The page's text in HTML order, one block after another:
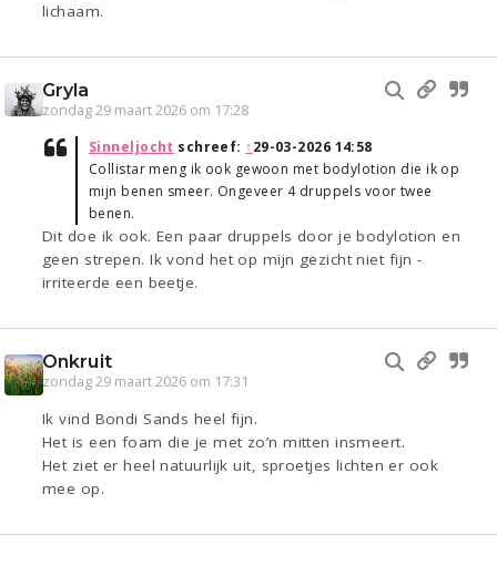
lichaam.
Gryla
zondag 29 maart 2026 om 17:28
Sinneljocht schreef: ↑29-03-2026 14:58
Collistar meng ik ook gewoon met bodylotion die ik op
mijn benen smeer. Ongeveer 4 druppels voor twee
benen.
Dit doe ik ook. Een paar druppels door je bodylotion en
geen strepen. Ik vond het op mijn gezicht niet fijn -
irriteerde een beetje.
Onkruit
zondag 29 maart 2026 om 17:31
Ik vind Bondi Sands heel fijn.
Het is een foam die je met zo’n mitten insmeert.
Het ziet er heel natuurlijk uit, sproetjes lichten er ook
mee op.